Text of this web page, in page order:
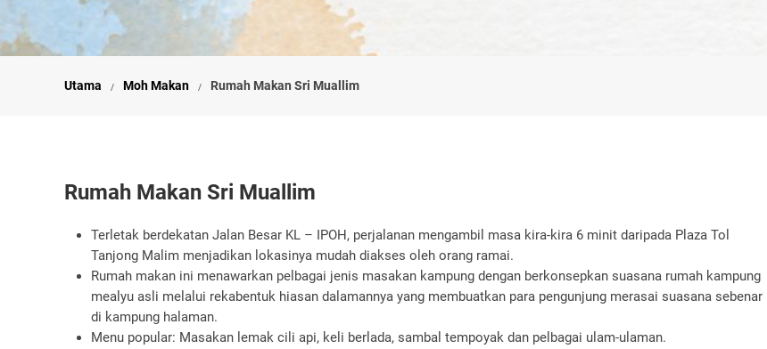
Utama Moh Makan Rumah Makan Sri Muallim
Rumah Makan Sri Muallim
Terletak berdekatan Jalan Besar KL – IPOH, perjalanan mengambil masa kira-kira 6 minit daripada Plaza Tol
Tanjong Malim menjadikan lokasinya mudah diakses oleh orang ramai.
Rumah makan ini menawarkan pelbagai jenis masakan kampung dengan berkonsepkan suasana rumah kampung
mealyu asli melalui rekabentuk hiasan dalamannya yang membuatkan para pengunjung merasai suasana sebenar
di kampung halaman.
Menu popular: Masakan lemak cili api, keli berlada, sambal tempoyak dan pelbagai ulam-ulaman.